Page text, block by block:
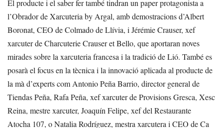
El producte i el saber fer també tindran un paper protagonista a
l’Obrador de Xarcuteria by Argal, amb demostracions d’Albert
Boronat, CEO de Colmado de Llívia, i Jérémie Crauser, xef
xarcuter de Charcuterie Crauser et Bello, que aportaran noves
mirades sobre la xarcuteria francesa i la tradició de Lió. També es
posarà el focus en la tècnica i la innovació aplicada al producte de
la mà d’experts com Antonio Peña Barrio, director general de
Tiendas Peña, Rafa Peña, xef xarcuter de Provisions Gresca, Xesc
Reina, mestre xarcuter, Joaquín Felipe, xef del Restaurante
Atocha 107, o Natalia Rodríguez, mestra xarcutera i CEO de Ca